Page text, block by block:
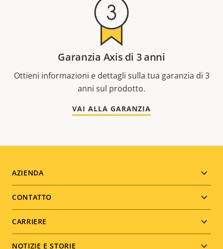
Garanzia Axis di 3 anni
Ottieni informazioni e dettagli sulla tua garanzia di 3
anni sul prodotto.
VAI ALLA GARANZIA
Footer
menu
AZIENDA
CONTATTO
CARRIERE
NOTIZIE E STORIE